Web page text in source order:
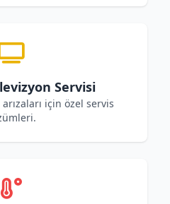
Servisi
için özel servis